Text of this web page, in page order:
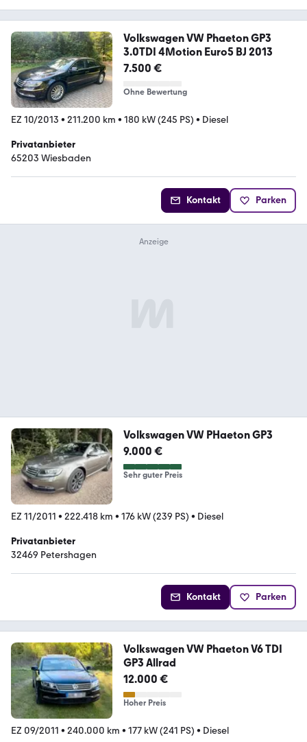
Volkswagen VW Phaeton GP3
3.0TDI 4Motion Euro5 BJ 2013
7.500 €
Ohne Bewertung
EZ 10/2013 • 211.200 km • 180 kW (245 PS) • Diesel
Privatanbieter
65203 Wiesbaden
Kontakt Parken
Volkswagen VW PHaeton GP3
9.000 €
Sehr guter Preis
EZ 11/2011 • 222.418 km • 176 kW (239 PS) • Diesel
Privatanbieter
32469 Petershagen
Kontakt Parken
Volkswagen VW Phaeton V6 TDI
GP3 Allrad
12.000 €
Hoher Preis
EZ 09/2011 • 240.000 km • 177 kW (241 PS) • Diesel